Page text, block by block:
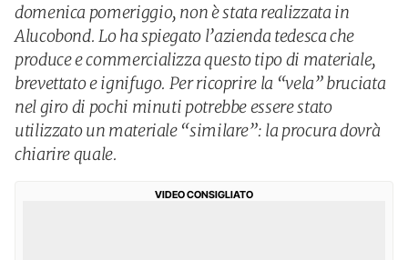
domenica pomeriggio, non è stata realizzata in
Alucobond. Lo ha spiegato l’azienda tedesca che
produce e commercializza questo tipo di materiale,
brevettato e ignifugo. Per ricoprire la “vela” bruciata
nel giro di pochi minuti potrebbe essere stato
utilizzato un materiale “similare”: la procura dovrà
chiarire quale.
VIDEO CONSIGLIATO